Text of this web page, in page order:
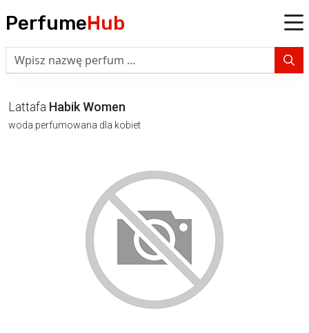
PerfumeHub
Lattafa Habik Women
woda perfumowana dla kobiet